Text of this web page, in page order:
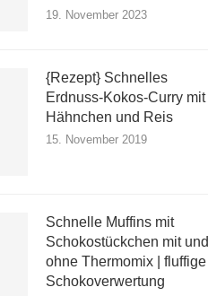
19. November 2023
{Rezept} Schnelles
Erdnuss-Kokos-Curry mit
Hähnchen und Reis
15. November 2019
Schnelle Muffins mit
Schokostückchen mit und
ohne Thermomix | fluffige
Schokoverwertung